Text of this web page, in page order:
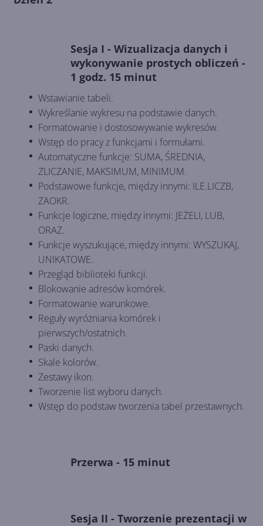
Sesja I - Wizualizacja danych i
wykonywanie prostych obliczeń -
1 godz. 15 minut
Wstawianie tabeli.
Wykreślanie wykresu na podstawie danych.
Formatowanie i dostosowywanie wykresów.
Wstęp do pracy z funkcjami i formułami.
Automatyczne funkcje: SUMA, ŚREDNIA,
ZLICZANIE, MAKSIMUM, MINIMUM.
Podstawowe funkcje, między innymi: ILE.LICZB,
ZAOKR.
Funkcje logiczne, między innymi: JEŻELI, LUB,
ORAZ.
Funkcje wyszukujące, między innymi: WYSZUKAJ,
UNIKATOWE.
Przegląd biblioteki funkcji.
Blokowanie adresów komórek.
Formatowanie warunkowe.
Reguły wyróżniania komórek i
pierwszych/ostatnich.
Paski danych.
Skale kolorów.
Zestawy ikon.
Tworzenie list wyboru danych.
Wstęp do podstaw tworzenia tabel przestawnych.
Przerwa - 15 minut
Sesja II - Tworzenie prezentacji w